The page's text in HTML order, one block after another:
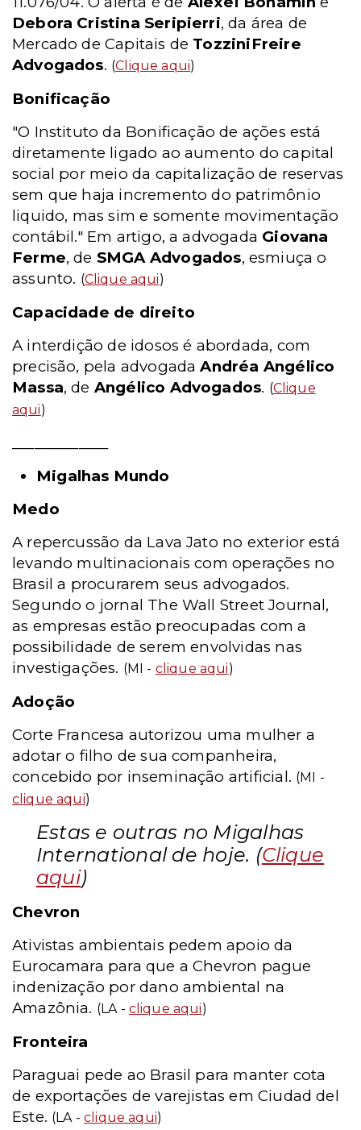
Debora Cristina Seripierri, da área de
Mercado de Capitais de TozziniFreire
Advogados. (Clique aqui)
Bonificação
"O Instituto da Bonificação de ações está
diretamente ligado ao aumento do capital
social por meio da capitalização de reservas
sem que haja incremento do patrimônio
liquido, mas sim e somente movimentação
contábil." Em artigo, a advogada Giovana
Ferme, de SMGA Advogados, esmiuça o
assunto. (Clique aqui)
Capacidade de direito
A interdição de idosos é abordada, com
precisão, pela advogadaAndréa Angélico
Massa, de Angélico Advogados. (Clique
aqui)
Migalhas Mundo
Medo
A repercussão da Lava Jato no exterior está
levando multinacionais com operações no
Brasil a procurarem seus advogados.
Segundo o jornal The Wall Street Journal,
as empresas estão preocupadas com a
possibilidade de serem envolvidas nas
investigações. (MI - clique aqui)
Adoção
Corte Francesa autorizou uma mulher a
adotar o filho de sua companheira,
concebido por inseminação artificial. (MI -
clique aqui)
Estas e outras no Migalhas
International de hoje. (Clique
aqui)
Chevron
Ativistas ambientais pedem apoio da
Eurocamara para que a Chevron pague
indenização por dano ambiental na
Amazônia. (LA - clique aqui)
Fronteira
Paraguai pede ao Brasil para manter cota
de exportações de varejistas em Ciudad del
Este. (LA -clique aqui)